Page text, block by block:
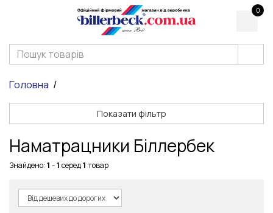
0
Головна
Показати фільтр
Наматрацники Біллербек
Знайдено: 1 -1 серед1 товар